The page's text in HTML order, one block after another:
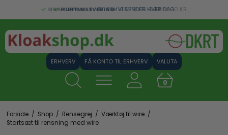
HURTIG LEVERING:VI SENDER HVER DAG
GRATIS FRAGT:VED ERHVERVSKØB OVER 1000 KR.
FÅ KONTO TIL ERHVERV VALUTA
0
Forside / Shop / Rensegrej / Værktøj til wire /
Startsæt til rensning med wire